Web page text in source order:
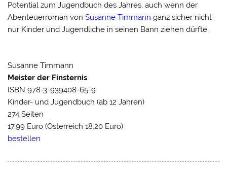
Potential zum Jugendbuch des Jahres, auch wenn der
Abenteuerroman vonSusanne Timmann ganz sicher nicht
nur Kinder und Jugendliche in seinen Bann ziehen dürfte.
Susanne Timmann
Meister der Finsternis
ISBN 978-3-939408-65-9
Kinder- und Jugendbuch (ab 12 Jahren)
274 Seiten
17,99 Euro (Österreich 18,20 Euro)
bestellen